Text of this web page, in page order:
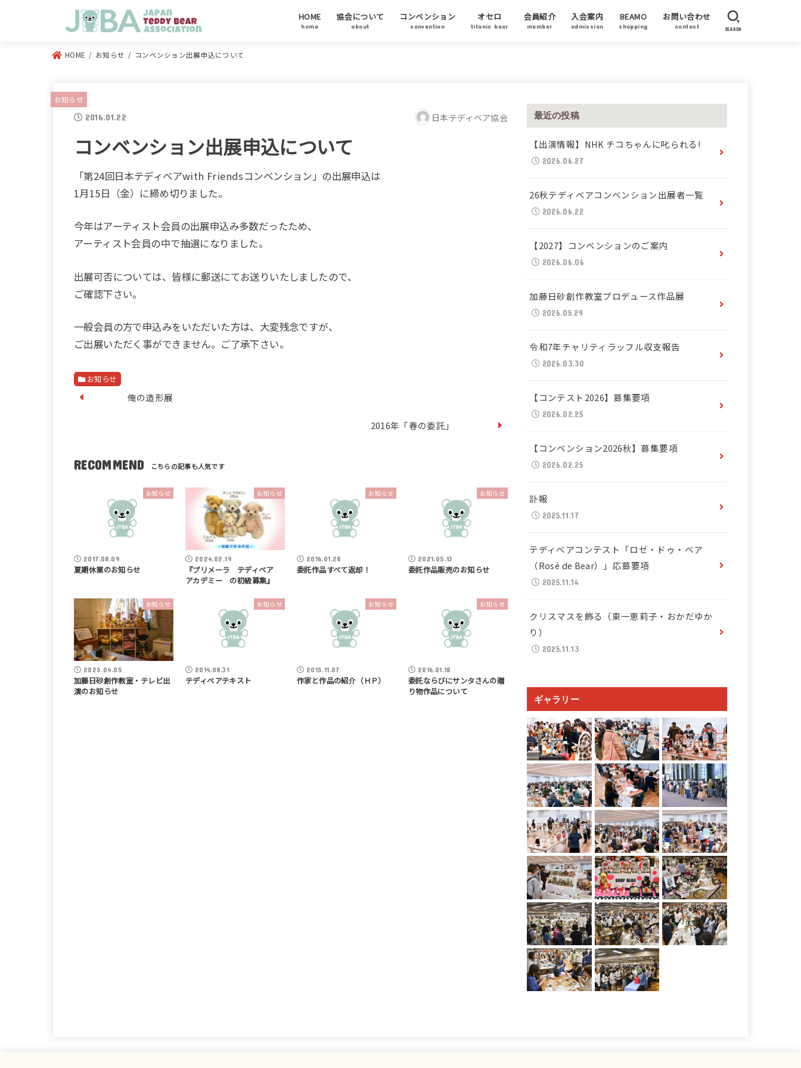
HOME
home
協会について
about
コンベンション
convention
オセロ
titanic bear
会員紹介
member
入会案内
admission
BEAMO
shopping
お問い合わせ
contact SEARCH
HOME お知らせ コンベンション出展申込について
お知らせ
2016.01.22
日本テディベア協会
コンベンション出展申込について
「第24回日本テディベアwith Friendsコンベンション」の出展申込は
1月15日（金）に締め切りました。
今年はアーティスト会員の出展申込み多数だったため、
アーティスト会員の中で抽選になりました。
出展可否については、皆様に郵送にてお送りいたしましたので、
ご確認下さい。
一般会員の方で申込みをいただいた方は、大変残念ですが、
ご出展いただく事ができません。ご了承下さい。
お知らせ
俺の造形展
2016年「春の委託」
RECOMMEND
お知らせ
2017.08.09
夏期休業のお知らせ
お知らせ
2024.02.19
『プリメーラ テディベア
アカデミー の初級募集』
お知らせ
2016.01.28
委託作品すべて返却！
お知らせ
2021.05.13
委託作品販売のお知らせ
お知らせ
2025.04.05
加藤日砂創作教室・テレビ出
演のお知らせ
お知らせ
2014.08.31
テディベアテキスト
お知らせ
2015.11.07
作家と作品の紹介（ＨＰ）
お知らせ
2016.01.18
委託ならびにサンタさんの贈
り物作品について
最近の投稿
【出演情報】NHK チコちゃんに叱られる!
2026.06.27
26秋テディベアコンベンション出展者一覧
2026.06.22
【2027】コンベンションのご案内
2026.06.06
加藤日砂創作教室プロデュース作品展
2026.05.29
令和7年チャリティラッフル収支報告
2026.03.30
【コンテスト2026】募集要項
2026.02.25
【コンベンション2026秋】募集要項
2026.02.25
訃報
2025.11.17
テディベアコンテスト「ロゼ・ドゥ・ベア
（Rosé de Bear）」応募要項
2025.11.14
クリスマスを飾る（東一恵莉子・おかだゆか
り）
2025.11.13
ギャラリー